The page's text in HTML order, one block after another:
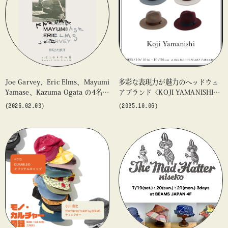
about
blog blog
#アート
#アートが生まれるところ
#アートフェア
#アイドル
#アトリエ #アニメ
#エンタメ
#ギャラリー
#グッズ
#デザイン
#ビームス カルチャー ト 高輪
#モノ・カルチャー図録
#ライブ #レコード
#写真
#抽選販売
#現代アート #絵画
#美術館
Joe Garvey、Eric Elms、Mayumi
Yamase、Kazuma Ogata の4名に
よる合同アートショー 『Objects
(2026.02.03)
多彩な表現力が魅力のヘッドウェ
アブランド〈KOJI YAMANISHI〉
のポップアップショップを「ビー
(2025.10.06)